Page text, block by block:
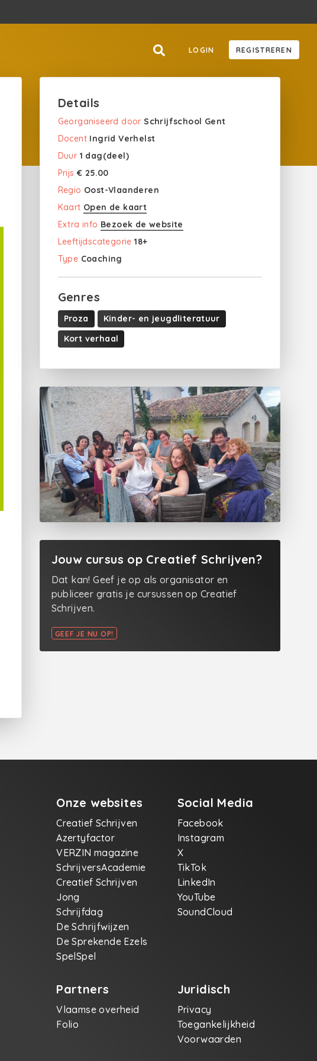
LOGIN REGISTREREN
Details
Georganiseerd door Schrijfschool Gent
Docent Ingrid Verhelst
Duur 1 dag(deel)
Prijs € 25.00
Regio Oost-Vlaanderen
Kaart Open de kaart
Extra info Bezoek de website
Leeftijdscategorie 18+
Type Coaching
Genres
Proza
Kinder- en jeugdliteratuur
Kort verhaal
Jouw cursus op Creatief Schrijven?
Dat kan! Geef je op als organisator en
publiceer gratis je cursussen op Creatief
Schrijven.
GEEF JE NU OP!
Onze websites
Creatief Schrijven
Azertyfactor
VERZIN magazine
SchrijversAcademie
Creatief Schrijven
Jong
Schrijfdag
De Schrijfwijzen
De Sprekende Ezels
SpelSpel
Social Media
Facebook
Instagram
X
TikTok
LinkedIn
YouTube
SoundCloud
Partners
Vlaamse overheid
Folio
Juridisch
Privacy
Toegankelijkheid
Voorwaarden